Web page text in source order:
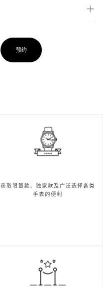
预约
获取限量款、独家款及广泛选择各类
手表的便利